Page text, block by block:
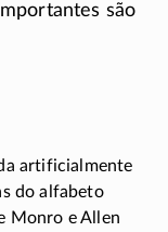
são
artificialmente
do alfabeto
Monro e Allen